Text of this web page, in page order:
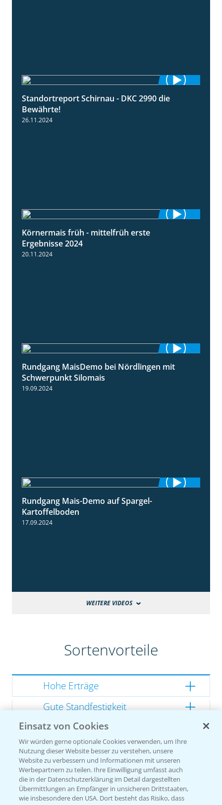
2:14
Standortreport Schirnau - DKC 2990 die
Bewährte!
26.11.2024
Körnermais früh - mittelfrüh erste
Ergebnisse 2024
20.11.2024
10:51
Rundgang MaisDemo bei Nördlingen mit
Schwerpunkt Silomais
19.09.2024
Rundgang Mais-Demo auf Spargel-
Kartoffelboden
17.09.2024
WEITERE VIDEOS
Sortenvorteile
Hohe Erträge
Gute Standfestigkeit
Gutes Dry Down
Gesunde Kolben
Sorteneinstufung nach
Einsatz von Cookies
Wir würden gerne optionale Cookies verwenden, um Ihre
Nutzung dieser Website besser zu verstehen, unsere
Website zu verbessern und Informationen mit unseren
Werbepartnern zu teilen. Ihre Einwilligung umfasst auch
die in der Datenschutzerklärung im Detail dargestellten
Übermittlungen an Empfänger in unsicheren Drittstaaten,
wie insbesondere den USA. Dort besteht das Risiko, dass